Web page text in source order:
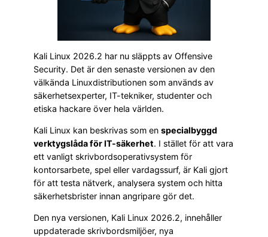
Kali Linux 2026.2 har nu släppts av Offensive
Security. Det är den senaste versionen av den
välkända Linuxdistributionen som används av
säkerhetsexperter, IT-tekniker, studenter och
etiska hackare över hela världen.
Kali Linux kan beskrivas som en specialbyggd
verktygslåda för IT-säkerhet. I stället för att vara
ett vanligt skrivbordsoperativsystem för
kontorsarbete, spel eller vardagssurf, är Kali gjort
för att testa nätverk, analysera system och hitta
säkerhetsbrister innan angripare gör det.
Den nya versionen, Kali Linux 2026.2, innehåller
uppdaterade skrivbordsmiljöer, nya